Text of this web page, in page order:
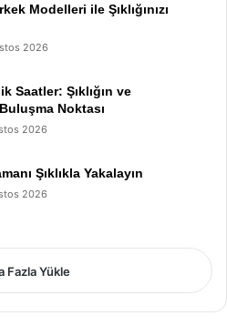
Modelleri ile Şıklığınızı
2026
Saatler: Şıklığın ve
Buluşma Noktası
2026
Şıklıkla Yakalayın
2026
Fazla Yükle